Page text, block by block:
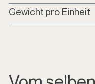
Gewicht pro Einheit